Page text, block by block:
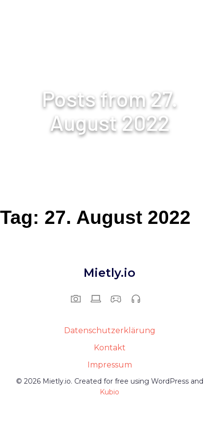
Posts from 27.
August 2022
Tag: 27. August 2022
Mietly.io
Datenschutzerklärung
Kontakt
Impressum
© 2026 Mietly.io. Created for free using WordPress and
Kubio